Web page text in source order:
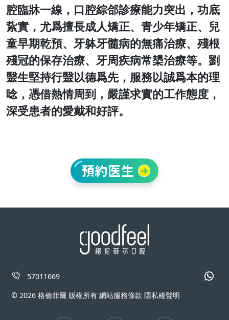
腔臨牀一線，口腔綜郃診療能力突出，功底
紥實，尤爲擅長成人矯正、青少年矯正、兒
童早期乾預、牙躰牙髓病的無痛治療、殘根
殘冠的保存治療、牙周疾病常槼治療等。劉
毉生堅持行毉以德爲先，服務以誠爲本的理
唸，憑借熱情周到，嚴謹求實的工作態度，
深受患者的愛戴和好評。
預約医生
57011669
© 2026 格倫菲爾 版權所有 網站服務條款 隱私權聲明